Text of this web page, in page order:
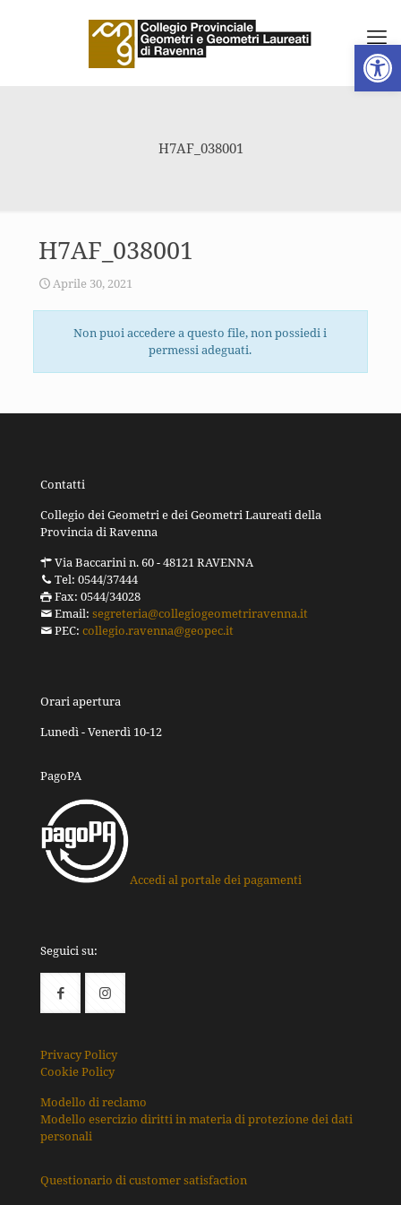
Apri
H7AF_038001
H7AF_038001
Aprile 30, 2021
Non puoi accedere a questo file, non possiedi i
permessi adeguati.
Contatti
Collegio dei Geometri e dei Geometri Laureati della
Provincia di Ravenna
Via Baccarini n. 60 - 48121 RAVENNA
Tel: 0544/37444
Fax: 0544/34028
Email: segreteria@collegiogeometriravenna.it
PEC: collegio.ravenna@geopec.it
Orari apertura
Lunedì - Venerdì 10-12
PagoPA
Accedi al portale dei pagamenti
Seguici su:
Privacy Policy
Cookie Policy
Modello di reclamo
Modello esercizio diritti in materia di protezione dei dati
personali
Questionario di customer satisfaction